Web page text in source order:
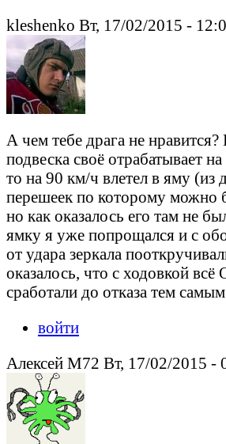
kleshenko Вт, 17/02/2015 -
А чем тебе драга не
подвеска своё отрабатывает
то на 90 км/ч влетел в яму (из
перешеек по которому можно
но как оказалось его там не
ямку я уже попрощался и с
от удара зеркала
оказалось, что с ходовкой
сработали до отказа тем самым
войти
Алексей М72 Вт, 17/02/2015 -